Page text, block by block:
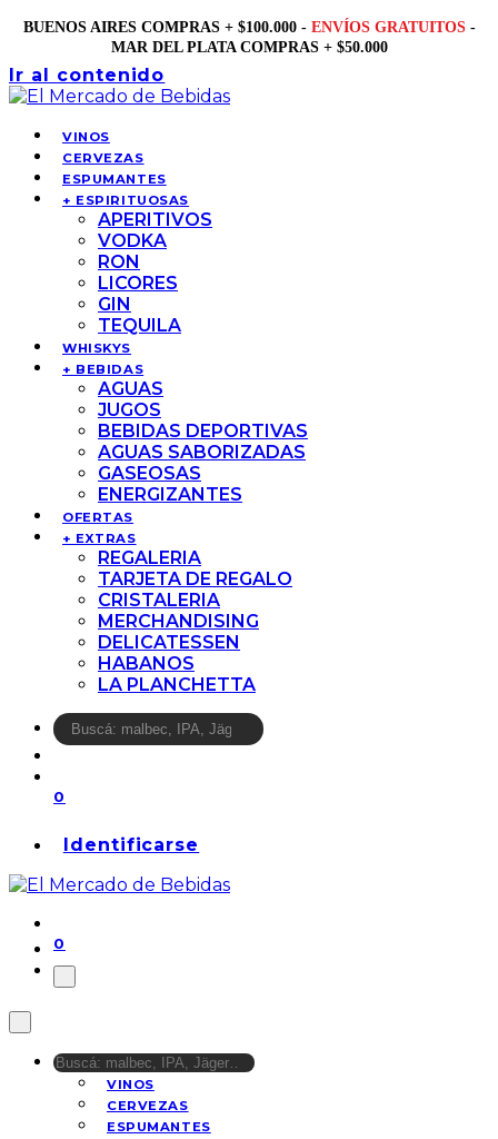
BUENOS AIRES COMPRAS + $100.000 - ENVÍOS GRATUITOS -
MAR DEL PLATA COMPRAS + $50.000
Ir al contenido
VINOS
CERVEZAS
ESPUMANTES
+ ESPIRITUOSAS
APERITIVOS
VODKA
RON
LICORES
GIN
TEQUILA
WHISKYS
+ BEBIDAS
AGUAS
JUGOS
BEBIDAS DEPORTIVAS
AGUAS SABORIZADAS
GASEOSAS
ENERGIZANTES
OFERTAS
+ EXTRAS
REGALERIA
TARJETA DE REGALO
CRISTALERIA
MERCHANDISING
DELICATESSEN
HABANOS
LA PLANCHETTA
0
Identificarse
0
VINOS
CERVEZAS
ESPUMANTES